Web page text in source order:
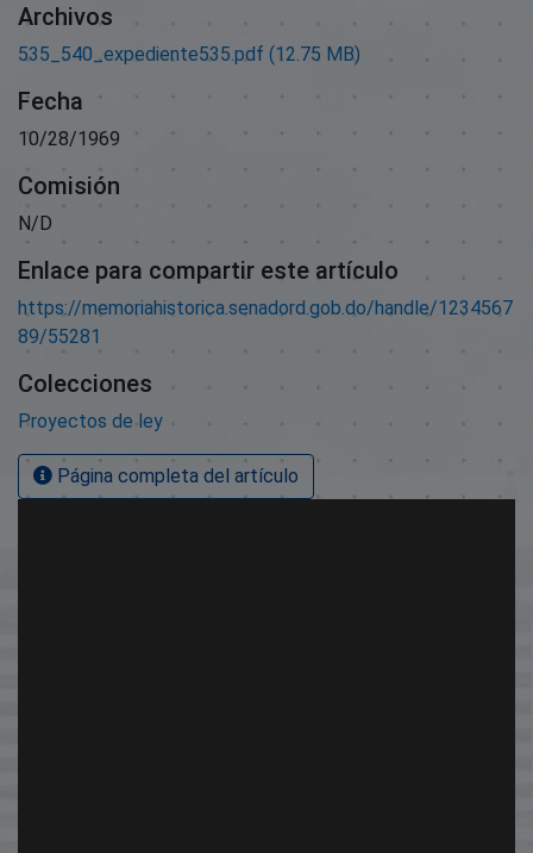
Archivos
535_540_expediente535.pdf (12.75 MB)
Fecha
10/28/1969
Comisión
N/D
Enlace para compartir este artículo
https://memoriahistorica.senadord.gob.do/handle/1234567
89/55281
Colecciones
Proyectos de ley
Página completa del artículo